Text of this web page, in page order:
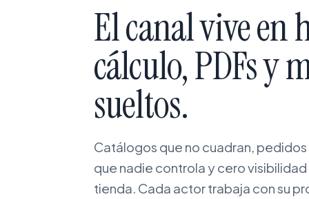
El canal vive en
cálculo, PDFs y
sueltos.
Catálogos que no cuadran,
que nadie controla y cero
tienda. Cada actor trabaja con su